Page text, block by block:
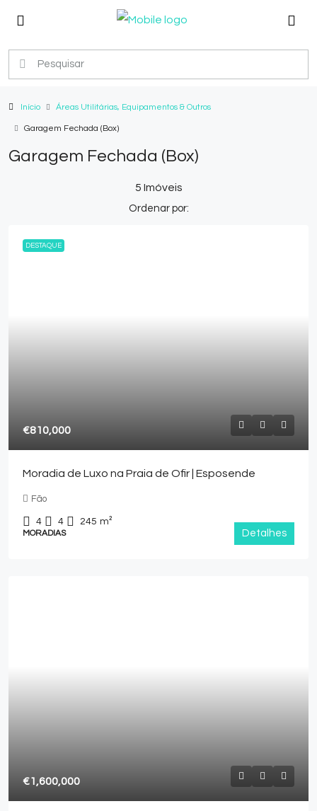
Início Áreas Utilitárias, Equipamentos & Outros
Garagem Fechada (Box)
Garagem Fechada (Box)
5 Imóveis
Ordenar por:
DESTAQUE
€810,000
Moradia de Luxo na Praia de Ofir | Esposende
Fão
4 4 245 m²
MORADIAS Detalhes
€1,600,000